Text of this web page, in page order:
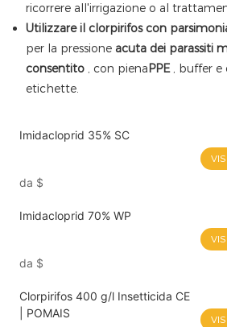
ricorrere all'irrigazione o al
Utilizzare il clorpirifos con
per la pressione acuta dei parassiti
consentito, con pienaPPE, buffer e
etichette.
Imidacloprid 35% SC
da $
Imidacloprid 70% WP
da $
Clorpirifos 400 g/l Insetticida CE
| POMAIS